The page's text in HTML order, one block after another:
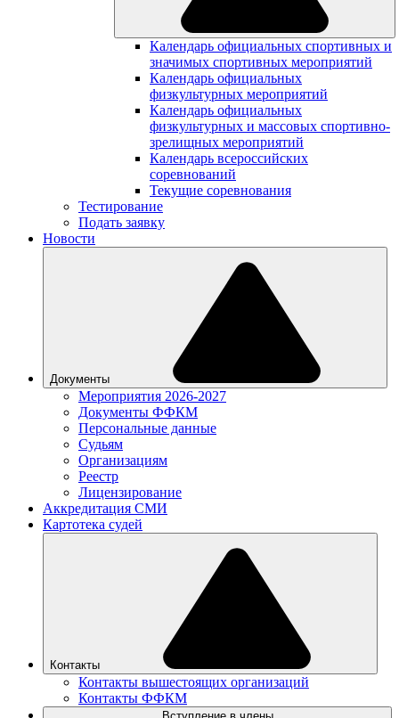
Календарь официальных спортивных и
значимых спортивных мероприятий
Календарь официальных
физкультурных мероприятий
Календарь официальных
физкультурных и массовых спортивно-
зрелищных мероприятий
Календарь всероссийских
соревнований
Текущие соревнования
Тестирование
Подать заявку
Новости
Документы
Мероприятия 2026-2027
Документы ФФКМ
Персональные данные
Судьям
Организациям
Реестр
Лицензирование
Аккредитация СМИ
Картотека судей
Контакты
Контакты вышестоящих организаций
Контакты ФФКМ